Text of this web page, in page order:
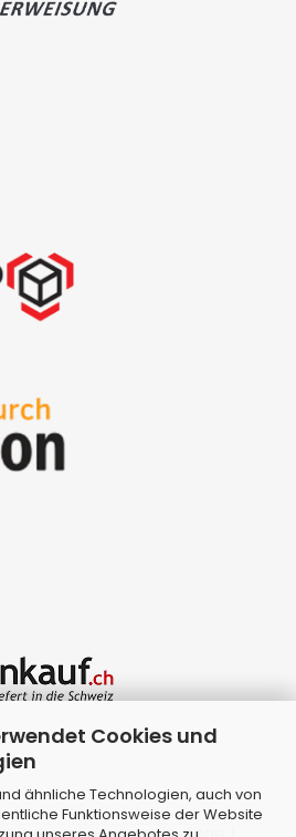
Cookies und
ähnliche Technologien, auch von
Funktionsweise der Website